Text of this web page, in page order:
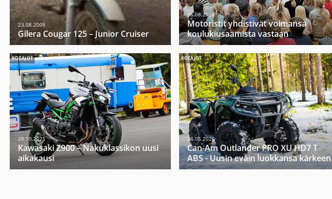
23.08.2008
Gilera Cougar 125 – Junior Cruiser
06.08.2026
Motoristit yhdistivät voimansa
koulukiusaamista vastaan
KOEAJOT
28.10.2025
Kawasaki Z900 – Nakuklassikon uusi
aikakausi
KOEAJOT
26.05.2025
Can-Am Outlander PRO XU HD7 T
ABS - Uusin eväin luokkansa kärkeen